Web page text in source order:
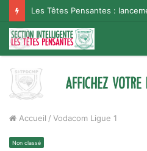
Accueil / Vodacom Ligue 1
Non classé